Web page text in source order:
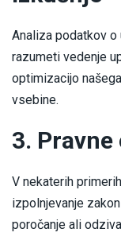
Analiza podatkov
razumeti vedenje
optimizacijo
vsebine.
3.
V nekaterih
izpolnjevanje
poročanje ali